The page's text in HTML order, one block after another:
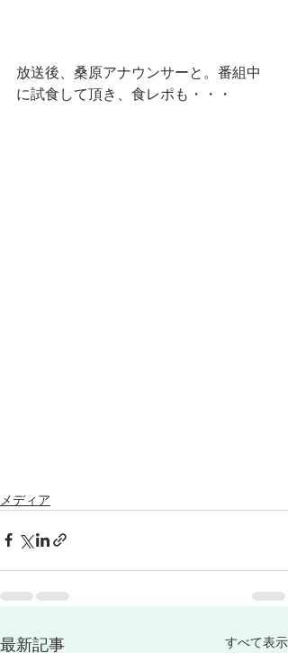
放送後、桑原アナウンサーと。番組中
に試食して頂き、食レポも・・・
メディア
最新記事 すべて表示